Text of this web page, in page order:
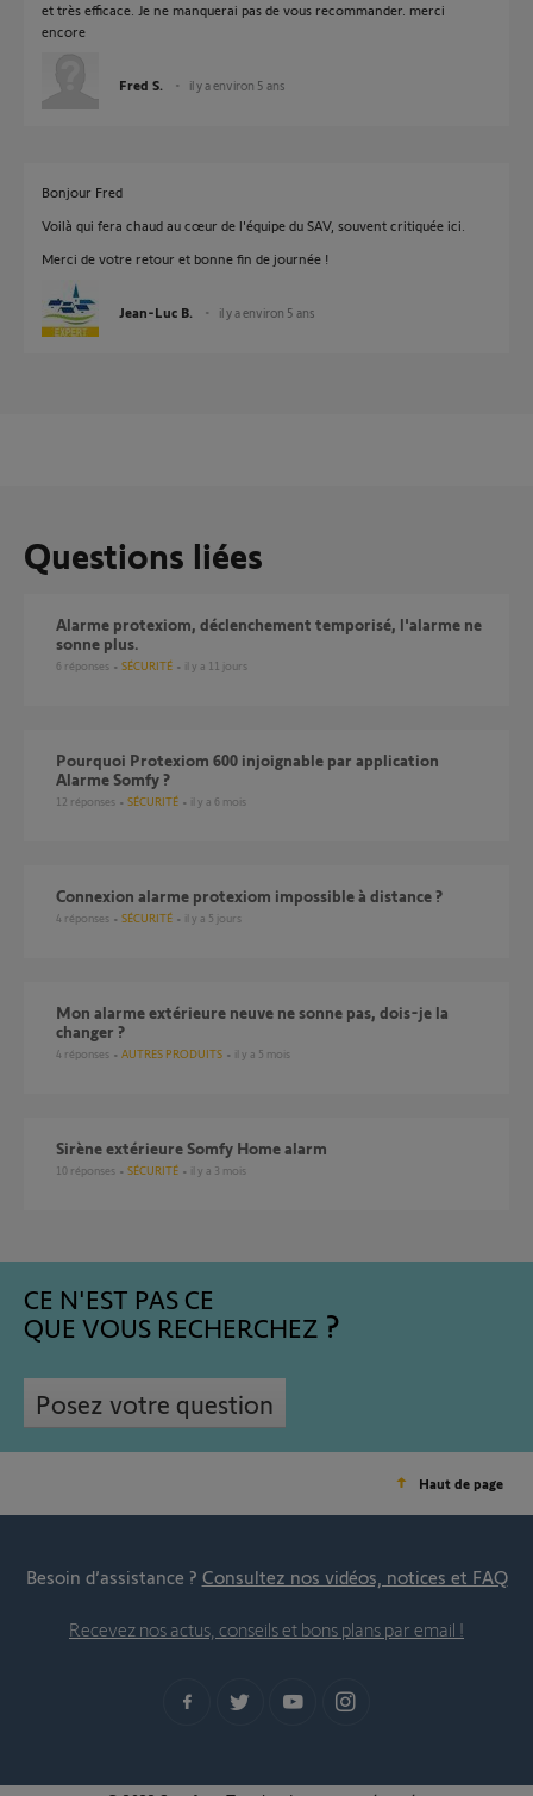
et très efficace. Je ne manquerai pas de vous recommander. merci
encore
Fred S. il y a environ 5 ans
Bonjour Fred
Voilà qui fera chaud au cœur de l'équipe du SAV, souvent critiquée ici.
Merci de votre retour et bonne fin de journée !
Jean-Luc B. il y a environ 5 ans
Questions liées
alarme protexiom, déclenchement temporisé, l'alarme ne
sonne plus.
6 réponses SÉCURITÉ il y a 11 jours
Pourquoi Protexiom 600 injoignable par application
Alarme Somfy ?
12 réponses SÉCURITÉ il y a 6 mois
Connexion alarme protexiom impossible à distance ?
4 réponses SÉCURITÉ il y a 5 jours
Mon alarme extérieure neuve ne sonne pas, dois-je la
changer ?
4 réponses AUTRES PRODUITS il y a 5 mois
Sirène extérieure Somfy Home alarm
10 réponses SÉCURITÉ il y a 3 mois
CE N'EST PAS CE
QUE VOUS RECHERCHEZ
Posez votre question
Haut de page
Besoin d’assistance ? Consultez nos vidéos, notices et FAQ
Recevez nos actus, conseils et bons plans par email !